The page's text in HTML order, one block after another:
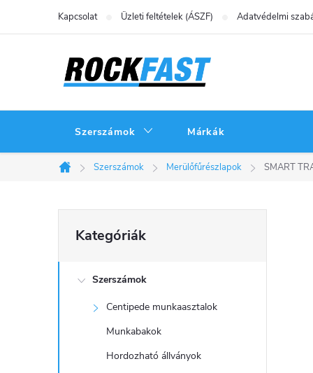
Kapcsolat Üzleti feltételek (ÁSZF) Adatvédelmi
Szerszámok Márkák
Kezdőlap
Szerszámok Merülőfűrészlapok SMART
O
l
átugrása
Kategóriák
Szerszámok
Centipede munkaasztalok
Munkabakok
Hordozható állványok